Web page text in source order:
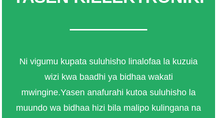
Ni vigumu kupata suluhisho linalofaa la kuzuia
wizi kwa baadhi ya bidhaa wakati
mwingine.Yasen anafurahi kutoa suluhisho la
muundo wa bidhaa hizi bila malipo kulingana na